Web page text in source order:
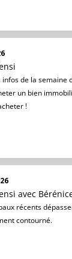
de la semaine
un bien
!
avec
récents
contourné.